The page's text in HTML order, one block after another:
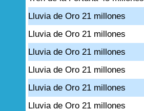
Lluvia de Oro 21 millones
Lluvia de Oro 21 millones
Lluvia de Oro 21 millones
Lluvia de Oro 21 millones
Lluvia de Oro 21 millones
Lluvia de Oro 21 millones